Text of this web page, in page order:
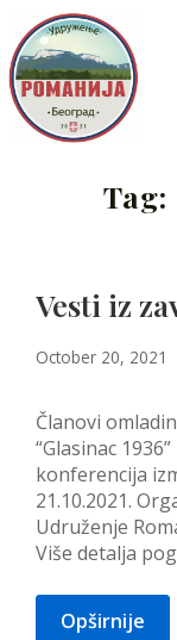
content
Tag:
Vesti iz
October 20, 2021
Članovi
“Glasinac
konferencija
21.10.2021.
Udruženje
Više detalja
Opširnije